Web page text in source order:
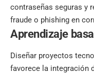
contraseñas seguras y
fraude o phishing en
Aprendizaje
Diseñar proyectos
favorece la integración